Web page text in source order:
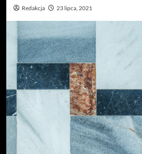
Redakcja 23 lipca, 2021